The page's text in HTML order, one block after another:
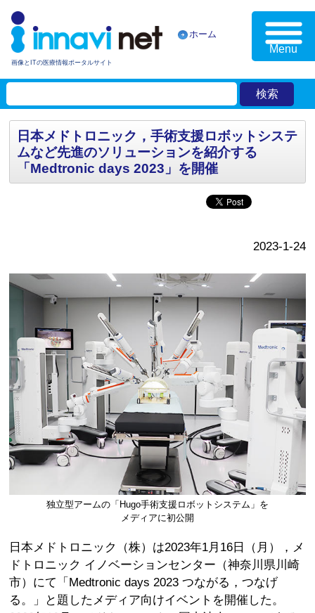
画像とITの医療情報ポータルサイト
ホーム
Menu
日本メドトロニック，手術支援ロボットシステ
ムなど先進のソリューションを紹介する
「Medtronic days 2023」を開催
2023-1-24
独立型アームの「Hugo手術支援ロボットシステム」を
メディアに初公開
日本メドトロニック（株）は2023年1月16日（月），メ
ドトロニック イノベーションセンター（神奈川県川崎
市）にて「Medtronic days 2023 つながる，つなげ
る。」と題したメディア向けイベントを開催した。